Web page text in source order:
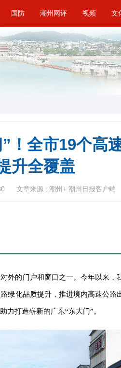
国防 潮州网评 视频 文
！全市19个高
升全覆盖
文章来源 : 潮州+ 潮州日报客户端
外的门户和窗口之一。今年以来，
绿化品质提升，推进境内高速公路
力打造崭新的广东“东大门”。